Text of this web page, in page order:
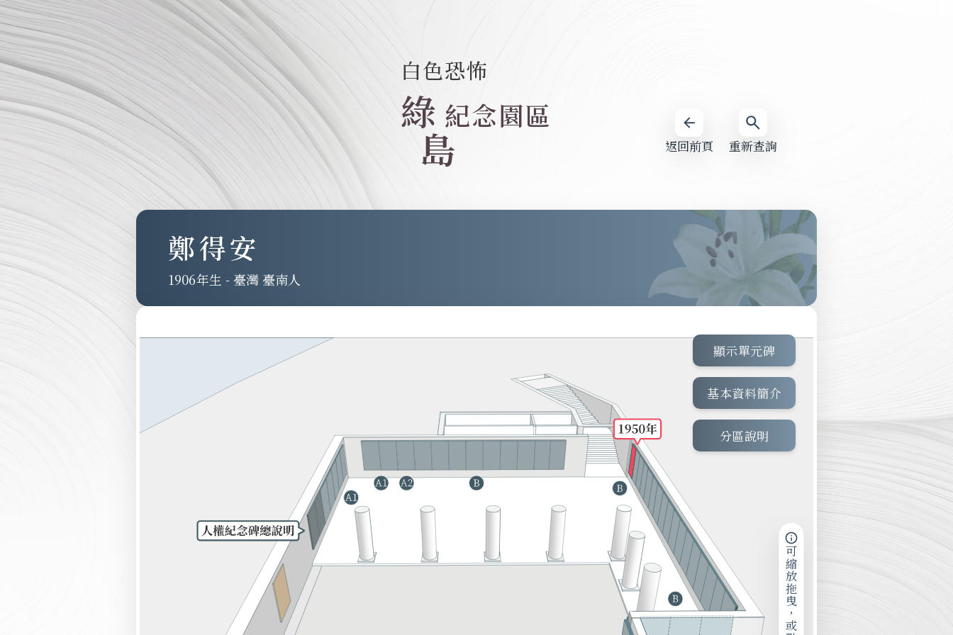
重新查詢
返回前頁
白色恐怖
綠
島
紀念園區
鄭得安
1906 - 臺灣 臺南人
顯示單元碑
基本資料簡介
分區說明
可縮放拖曳，或點擊